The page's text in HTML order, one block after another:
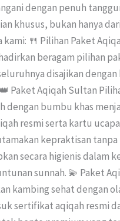
dengan penuh
khusus, bukan hanya
🍴 Pilihan Paket
beragam pilihan
disajikan
Paket Aqiqah Sultan
dengan bumbu khas
resmi serta kartu
kepraktisan
secara higienis dalam
sunnah. 💫 Paket
kambing sehat dengan
sertifikat aqiqah resmi